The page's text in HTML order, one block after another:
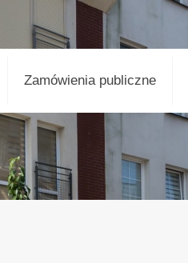
Zamówienia publiczne